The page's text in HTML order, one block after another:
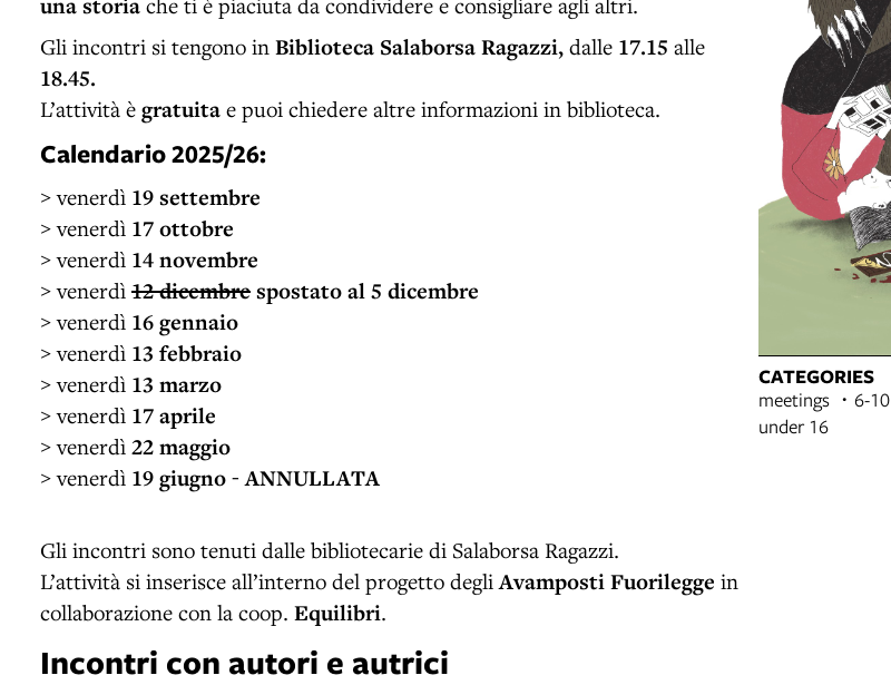
Gli incontri si tengono in Biblioteca Salaborsa Ragazzi, dalle 17.15 alle
18.45.
L’attività è gratuita e puoi chiedere altre informazioni in biblioteca.
Calendario 2025/26:
> venerdì 19 settembre
> venerdì 17 ottobre
> venerdì 14 novembre
> venerdì 12 dicembrespostato al 5 dicembre
> venerdì 16 gennaio
> venerdì 13 febbraio
> venerdì 13 marzo
> venerdì 17 aprile
> venerdì 22 maggio
> venerdì 19 giugno - ANNULLATA
Gli incontri sono tenuti dalle bibliotecarie di Salaborsa Ragazzi.
L’attività si inserisce all’interno del progetto degli Avamposti Fuorilegge in
collaborazione con la coop. Equilibri.
Incontri con autori e autrici
CATEGORIES
meetings
6-10
under 16